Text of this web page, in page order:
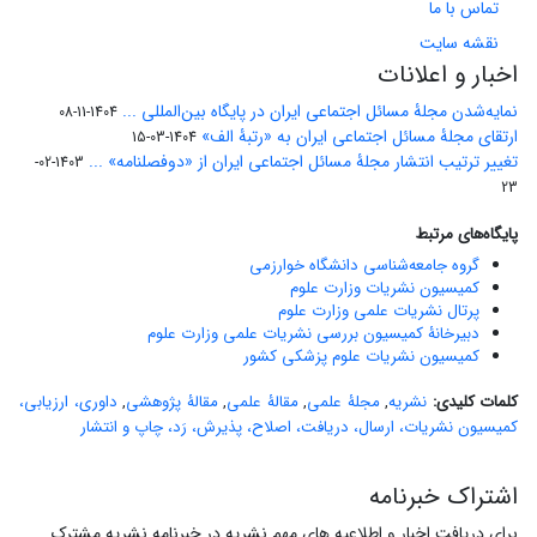
تماس با ما
نقشه سایت
اخبار و اعلانات
نمایه‌شدن مجلۀ مسائل اجتماعی ایران در پایگاه بین‌المللی ... 1404-11-08
ارتقای مجلۀ مسائل اجتماعی ایران به «رتبۀ الف» 1404-03-15
تغییر ترتیب انتشار مجلۀ مسائل اجتماعی ایران از «دوفصلنامه» ...
1403-02-
23
پایگاه‌های مرتبط
گروه جامعه‌شناسی دانشگاه خوارزمی
کمیسیون نشریات وزارت علوم
پرتال نشریات علمی وزارت علوم
دبیرخانۀ کمیسیون بررسی نشریات علمی وزارت علوم
کمیسیون نشریات علوم پزشکی کشور
کلمات کلیدی: نشریه,مجلۀ علمی,مقالۀ علمی,مقالۀ پژوهشی, داوری، ارزیابی،
کمیسیون نشریات، ارسال، دریافت، اصلاح، پذیرش، رَد، چاپ و انتشار
اشتراک خبرنامه